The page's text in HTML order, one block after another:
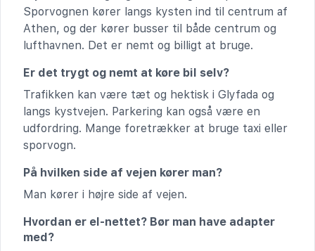
Sporvognen kører langs kysten ind til centrum af
Athen, og der kører busser til både centrum og
lufthavnen. Det er nemt og billigt at bruge.
Er det trygt og nemt at køre bil selv?
Trafikken kan være tæt og hektisk i Glyfada og
langs kystvejen. Parkering kan også være en
udfordring. Mange foretrækker at bruge taxi eller
sporvogn.
På hvilken side af vejen kører man?
Man kører i højre side af vejen.
Hvordan er el-nettet? Bør man have adapter
med?